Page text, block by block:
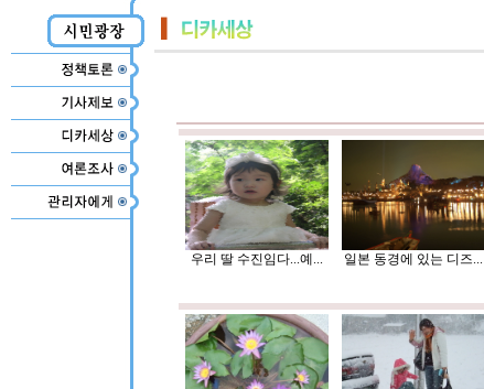
우리 딸 수진임다...예... 일본 동경에 있는 디즈...